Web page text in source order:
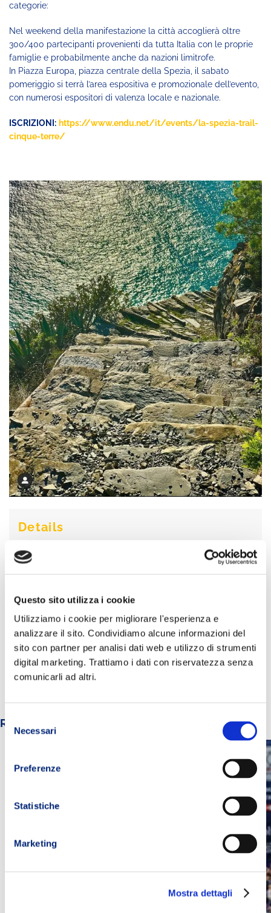
Questo sito utilizza i cookie
Utilizziamo i cookie per migliorare l'esperienza e
analizzare il sito. Condividiamo alcune informazioni del
sito con partner per analisi dati web e utilizzo di strumenti
digital marketing. Trattiamo i dati con riservatezza senza
comunicarli ad altri.
Selezione
delNecessari
Preferenze
Statistiche
Marketing
Mostra dettagli
categorie:
Nel weekend della manifestazione la città accoglierà oltre
300/400 partecipanti provenienti da tutta Italia con le proprie
famiglie e probabilmente anche da nazioni limitrofe.
In Piazza Europa, piazza centrale della Spezia, il sabato
pomeriggio si terrà l’area espositiva e promozionale dell’evento,
con numerosi espositori di valenza locale e nazionale.
ISCRIZIONI: https://www.endu.net/it/events/la-spezia-trail-
cinque-terre/​
Details
Locality:
D+:1.665m
Website
Related Posts: